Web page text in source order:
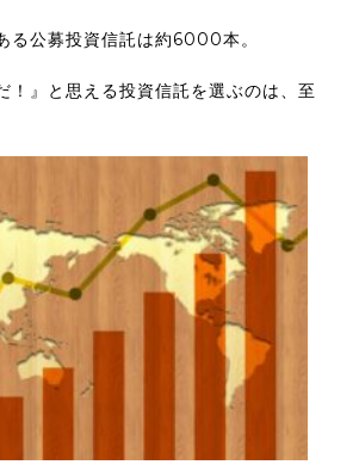
る公募投資信託は約6000本。
！』と思える投資信託を選ぶのは、至